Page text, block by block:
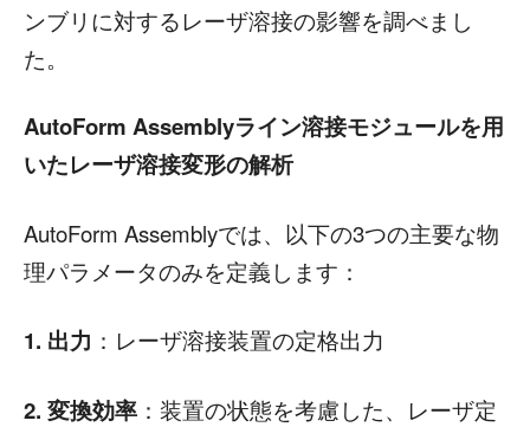
ンブリに対するレーザ溶接の影響を調べまし
た。
AutoForm Assemblyライン溶接モジュールを用
いたレーザ溶接変形の解析
AutoForm Assemblyでは、以下の3つの主要な物
理パラメータのみを定義します：
1. 出力 ：レーザ溶接装置の定格出力
2. 変換効率 ：装置の状態を考慮した、レーザ定